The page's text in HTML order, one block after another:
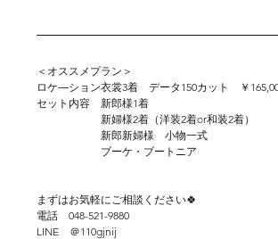
＜オススメプラン＞
ロケ―ション衣裳3着　データ150カット　￥
セット内容　新郎様1着
新婦様2着（洋装2着or和装2着）
新郎新婦様　小物一式
ブーケ・ブートニア
まずはお気軽にご相談ください🍀
電話　048-521-9880
LINE　＠110gjnij